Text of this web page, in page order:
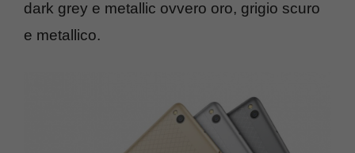
dark grey e metallic ovvero oro, grigio scuro
e metallico.